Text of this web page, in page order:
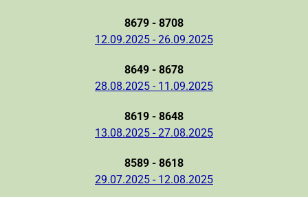
8679 - 8708
12.09.2025 - 26.09.2025
8649 - 8678
28.08.2025 - 11.09.2025
8619 - 8648
13.08.2025 - 27.08.2025
8589 - 8618
29.07.2025 - 12.08.2025